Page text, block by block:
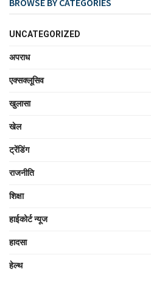
UNCATEGORIZED
अपराध
एक्सक्लूसिव
खुलासा
खेल
ट्रेंडिंग
राजनीति
शिक्षा
हाईकोर्ट न्यूज
हादसा
हेल्थ